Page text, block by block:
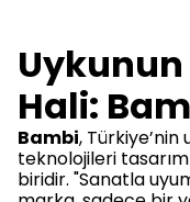
Hali:
Bambi,
teknolojileri
biridir. "Sanatla